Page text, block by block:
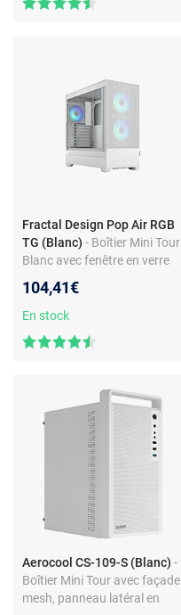
Fractal Design Pop Air RGB
TG (Blanc) - Boîtier Mini Tour
Blanc avec fenêtre en verre
104,41€
En stock
Aerocool CS-109-S (Blanc) -
Boîtier Mini Tour avec façade
mesh, panneau latéral en